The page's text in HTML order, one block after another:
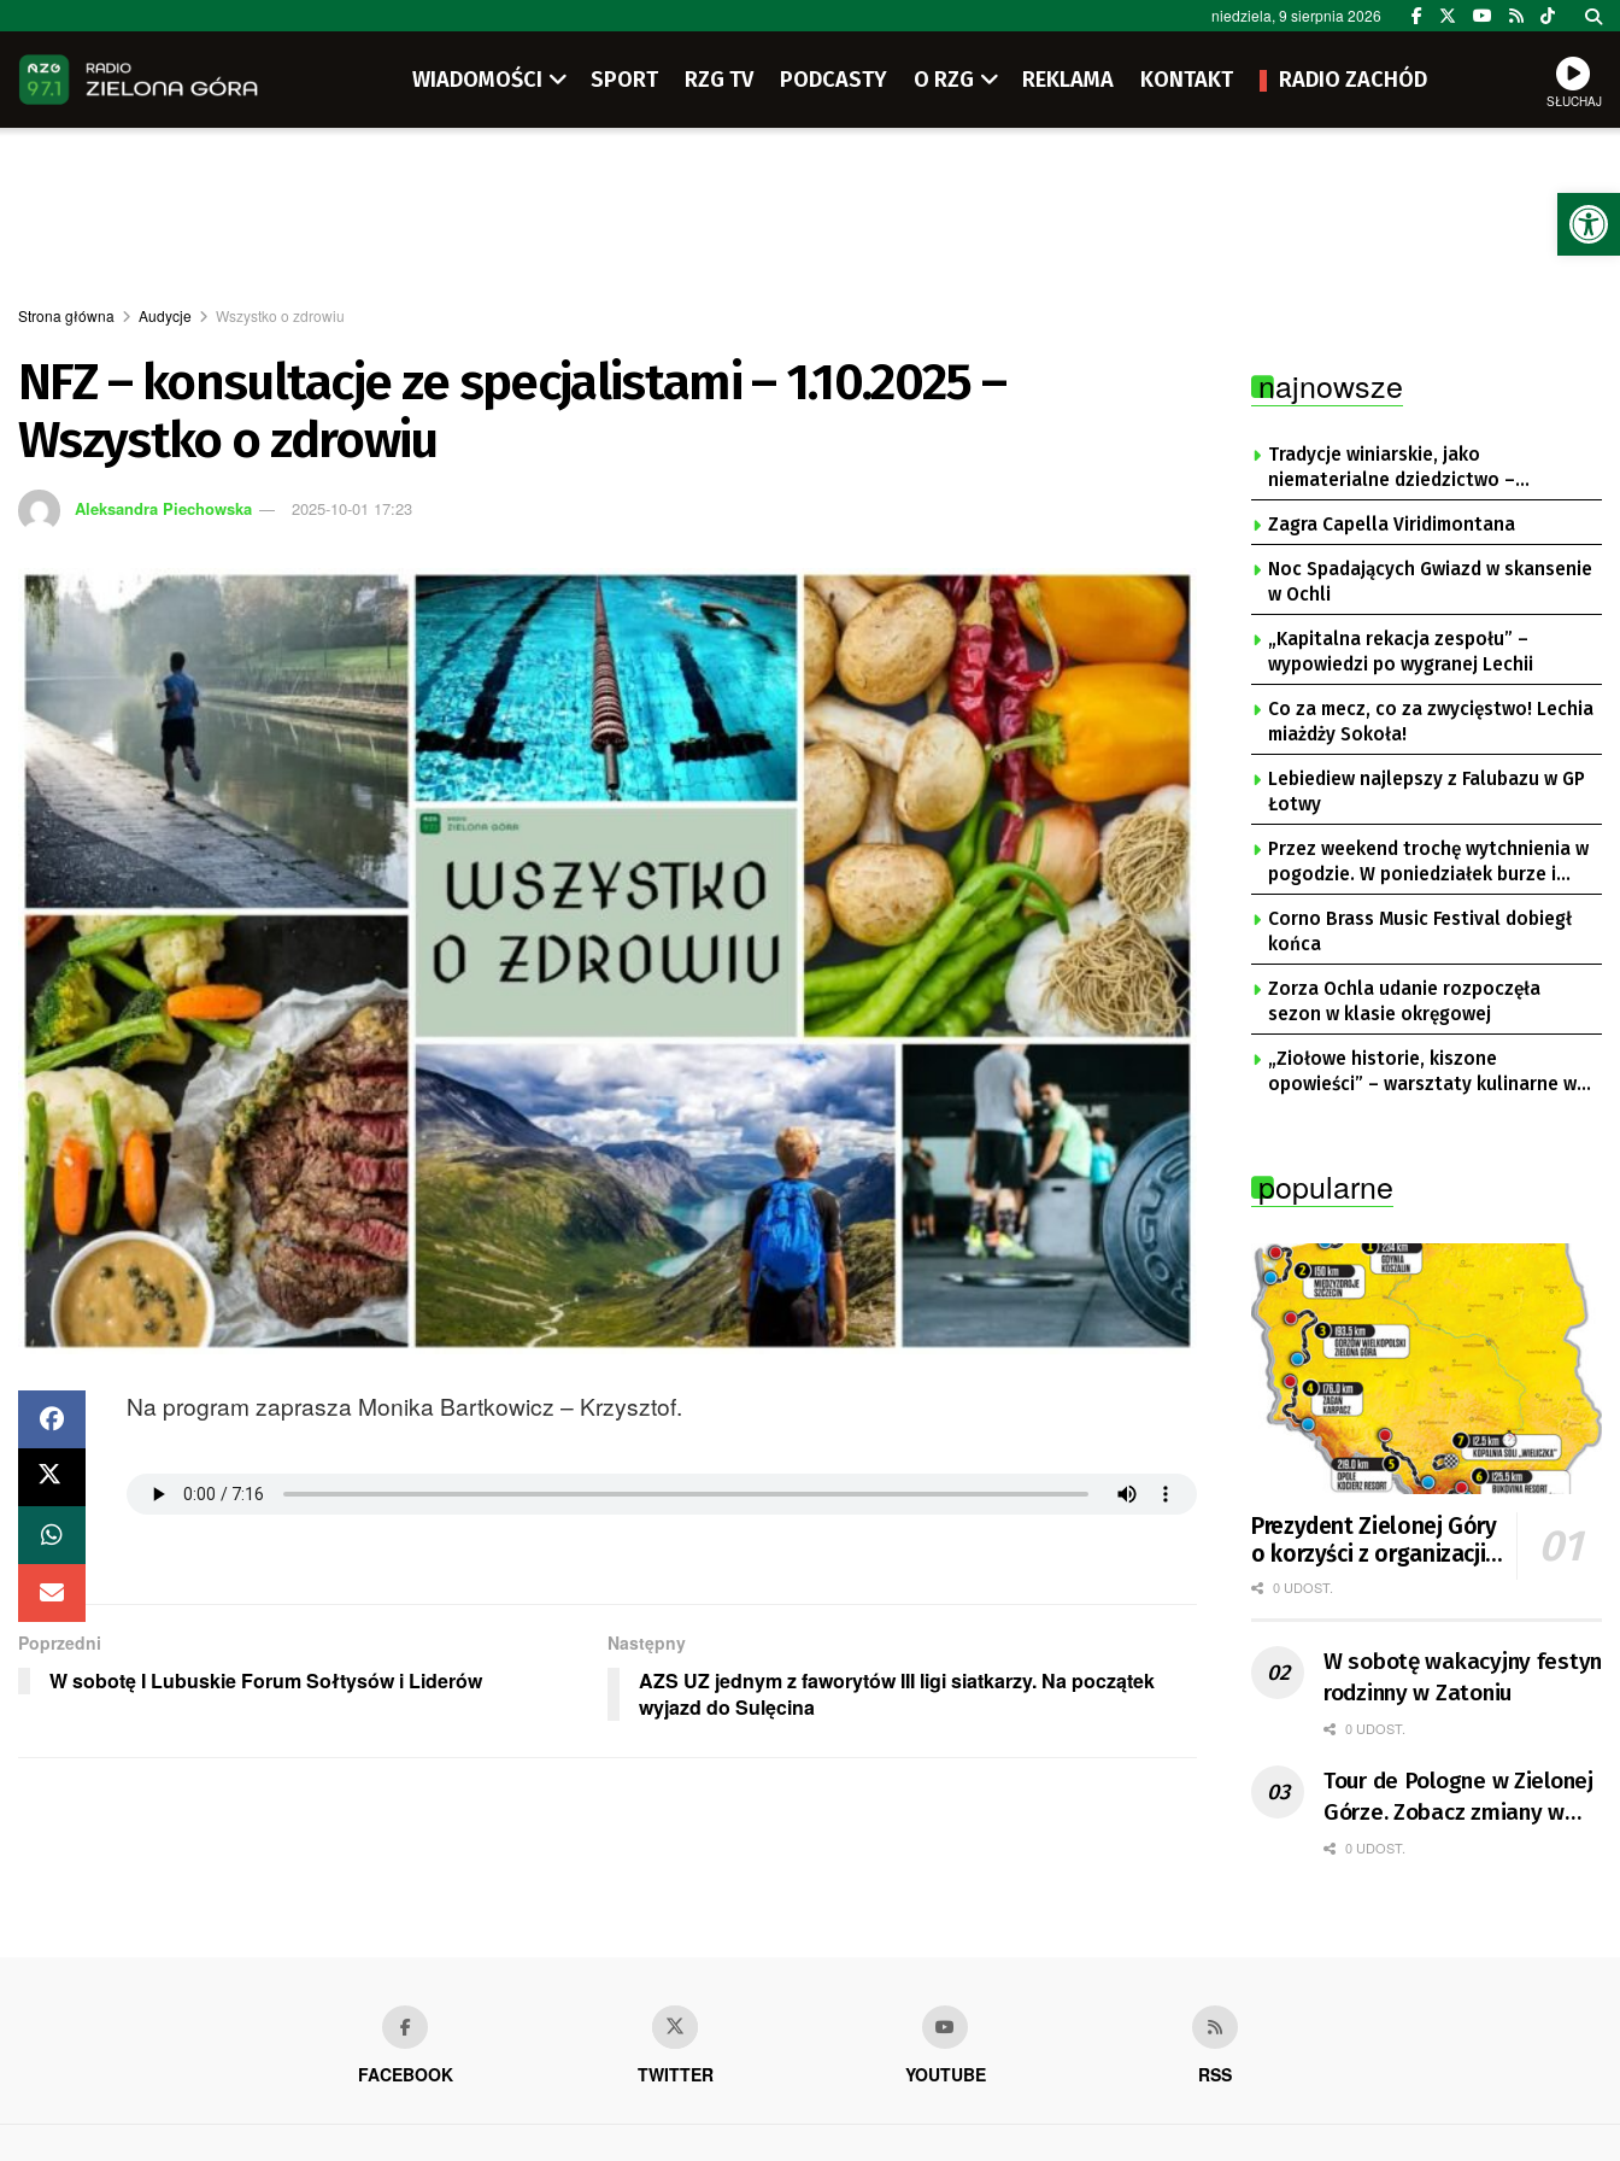
niedziela, 9 sierpnia 2026
WIADOMOŚCI SPORT RZG TV PODCASTY O RZG REKLAMA KONTAKT RADIO ZACHÓD
SŁUCHAJ
Strona główna Audycje Wszystko o zdrowiu
NFZ – konsultacje ze specjalistami – 1.10.2025 –
Wszystko o zdrowiu
Aleksandra Piechowska 2025-10-01 17:23
Na program zaprasza Monika Bartkowicz – Krzysztof.
Poprzedni
W sobotę I Lubuskie Forum Sołtysów i Liderów
Następny
AZS UZ jednym z faworytów III ligi siatkarzy. Na początek
wyjazd do Sulęcina
najnowsze
Tradycje winiarskie, jako
niematerialne dziedzictwo –
konsultacje i projekt
Zagra Capella Viridimontana
Noc Spadających Gwiazd w skansenie
w Ochli
„Kapitalna rekacja zespołu” –
wypowiedzi po wygranej Lechii
Co za mecz, co za zwycięstwo! Lechia
miażdży Sokoła!
Lebiediew najlepszy z Falubazu w GP
Łotwy
Przez weekend trochę wytchnienia w
pogodzie. W poniedziałek burze i
upał
Corno Brass Music Festival dobiegł
końca
Zorza Ochla udanie rozpoczęła
sezon w klasie okręgowej
„Ziołowe historie, kiszone
opowieści” – warsztaty kulinarne w
popularne
Prezydent Zielonej Góry
o korzyści z organizacji
mety Tour de Pologne
0 UDOST.
W sobotę wakacyjny festyn
rodzinny w Zatoniu
0 UDOST.
Tour de Pologne w Zielonej
Górze. Zobacz zmiany w
organizacji ruchu
0 UDOST.
FACEBOOK TWITTER YOUTUBE RSS